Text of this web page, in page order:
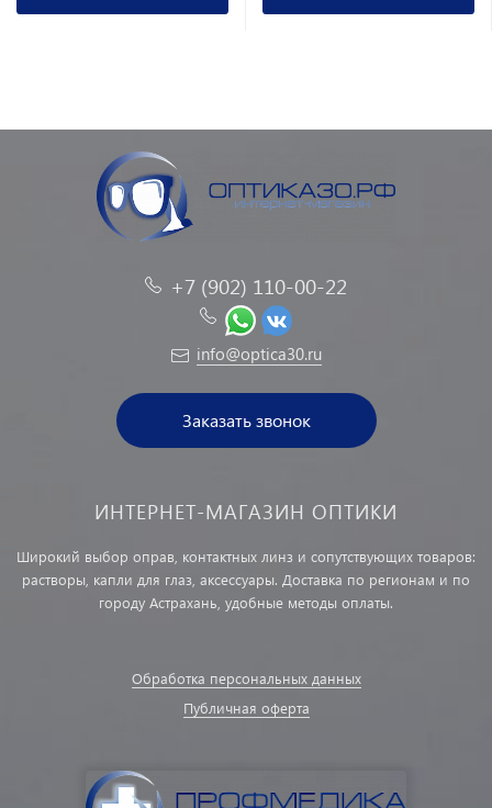
+7 (902) 110-00-22
info@optica30.ru
Заказать звонок
ИНТЕРНЕТ-МАГАЗИН ОПТИКИ
Широкий выбор оправ, контактных линз и сопутствующих товаров:
растворы, капли для глаз, аксессуары. Доставка по регионам и по
городу Астрахань, удобные методы оплаты.
Обработка персональных данных
Публичная оферта